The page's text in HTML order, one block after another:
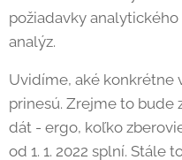
požiadavky
analýz.
Uvidíme, aké konkrétne
prinesú. Zrejme to bude
dát - ergo, koľko
od 1. 1. 2022 splní. Stále